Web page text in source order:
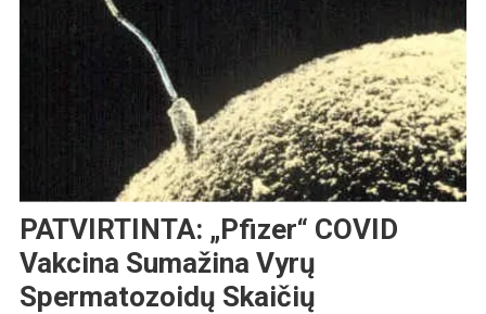
PATVIRTINTA: „Pfizer“ COVID
Vakcina Sumažina Vyrų
Spermatozoidų Skaičių